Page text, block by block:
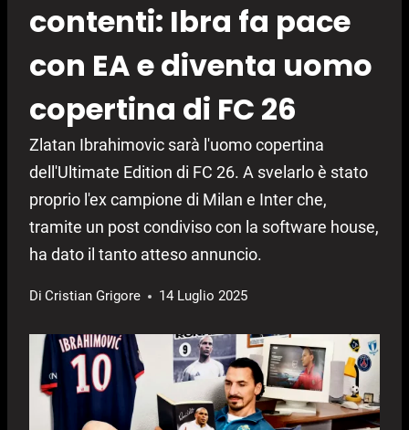
contenti: Ibra fa pace
con EA e diventa uomo
copertina di FC 26
Zlatan Ibrahimovic sarà l'uomo copertina
dell'Ultimate Edition di FC 26. A svelarlo è stato
proprio l'ex campione di Milan e Inter che,
tramite un post condiviso con la software house,
ha dato il tanto atteso annuncio.
Di Cristian Grigore 14 Luglio 2025